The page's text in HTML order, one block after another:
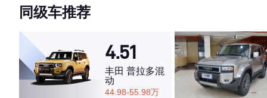
白
4.55
同级车推荐
4.51
丰田 普拉多混
动
44.98-55.98万